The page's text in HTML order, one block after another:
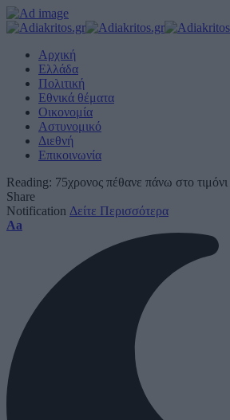
Αρχική
Ελλάδα
Πολιτική
Εθνικά θέματα
Οικονομία
Αστυνομικό
Διεθνή
Επικοινωνία
Reading: 75χρονος πέθανε πάνω στο
Share
Notification Δείτε Περισσότερα
Font
Aa